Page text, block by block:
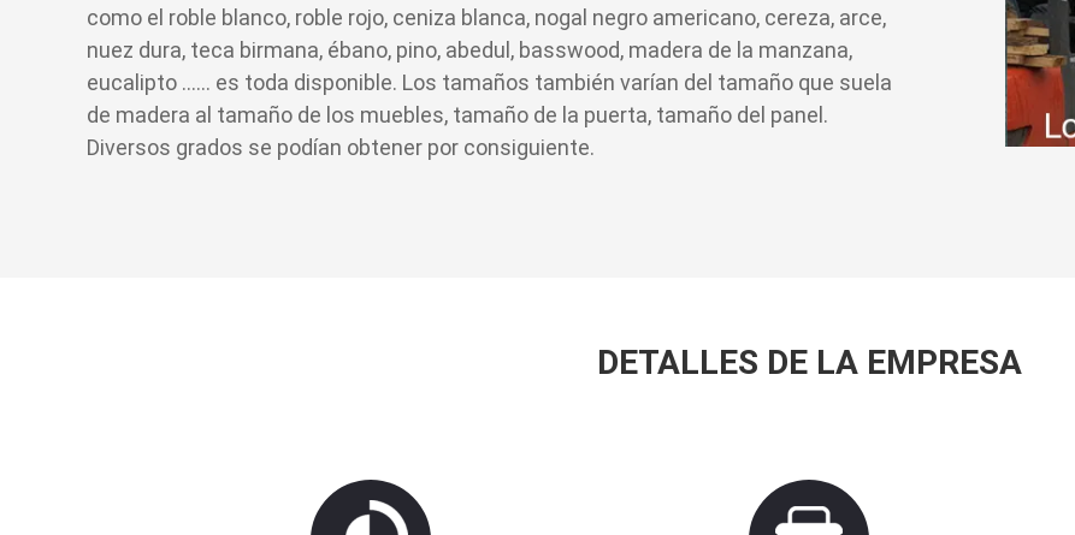
como el roble blanco, roble rojo, ceniza blanca, nogal negro americano, cereza, arce,
nuez dura, teca birmana, ébano, pino, abedul, basswood, madera de la manzana,
eucalipto ...... es toda disponible. Los tamaños también varían del tamaño que suela
de madera al tamaño de los muebles, tamaño de la puerta, tamaño del panel.
Diversos grados se podían obtener por consiguiente.
DETALLES DE LA EMPRESA